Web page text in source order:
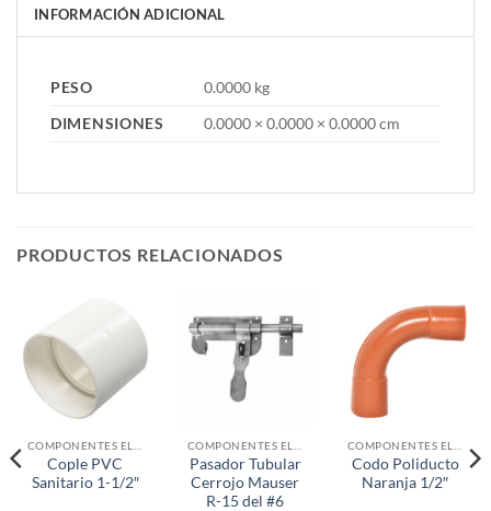
INFORMACIÓN ADICIONAL
PESO
0.0000 kg
DIMENSIONES
0.0000 × 0.0000 × 0.0000 cm
PRODUCTOS RELACIONADOS
Cople PVC
Sanitario 1-1/2″
Pasador Tubular
Cerrojo Mauser
R-15 del #6
Codo Poliducto
Naranja 1/2″